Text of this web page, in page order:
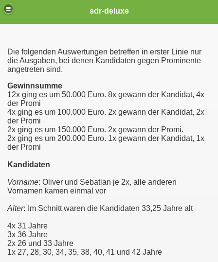
sdr-deluxe
Die folgenden Auswertungen betreffen in erster Linie nur
die Ausgaben, bei denen Kandidaten gegen Prominente
angetreten sind.
Gewinnsumme
12x ging es um 50.000 Euro. 8x gewann der Kandidat, 4x
der Promi
4x ging es um 100.000 Euro. 2x gewann der Kandidat, 2x
der Promi
2x ging es um 150.000 Euro. 2x gewann der Promi.
2x ging es um 200.000 Euro. 1x gewann der Kandidat, 1x
der Promi
Kandidaten
Vorname: Oliver und Sebatian je 2x, alle anderen
Vornamen kamen einmal vor
Alter: Im Schnitt waren die Kandidaten 33,25 Jahre alt
4x 31 Jahre
3x 36 Jahre
2x 26 und 33 Jahre
1x 27, 28, 30, 34, 35, 38, 40, 41 und 42 Jahre